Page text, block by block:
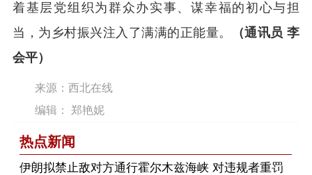
着基层党组织为群众办实事、谋幸福的初心与担
当，为乡村振兴注入了满满的正能量。
（通讯员 李
会平）
来源：西北在线
编辑： 郑艳妮
热点新闻
伊朗拟禁止敌对方通行霍尔木兹海峡 对违规者重罚